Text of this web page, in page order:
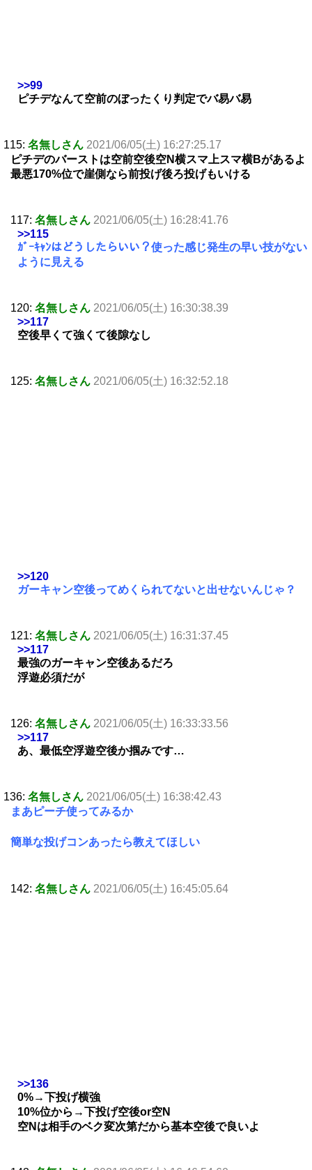
>>99
ピチデなんて空前のぼったくり判定でバ易バ易
115: 名無しさん 2021/06/05(土) 16:27:25.17
ピチデのバーストは空前空後空N横スマ上スマ横Bがあるよ
最悪170%位で崖側なら前投げ後ろ投げもいける
117: 名無しさん 2021/06/05(土) 16:28:41.76
>>115
ｶﾞｰｷｬﾝはどうしたらいい？使った感じ発生の早い技がない
ように見える
120: 名無しさん 2021/06/05(土) 16:30:38.39
>>117
空後早くて強くて後隙なし
125: 名無しさん 2021/06/05(土) 16:32:52.18
>>120
ガーキャン空後ってめくられてないと出せないんじゃ？
121: 名無しさん 2021/06/05(土) 16:31:37.45
>>117
最強のガーキャン空後あるだろ
浮遊必須だが
126: 名無しさん 2021/06/05(土) 16:33:33.56
>>117
あ、最低空浮遊空後か掴みです…
136: 名無しさん 2021/06/05(土) 16:38:42.43
まあピーチ使ってみるか
簡単な投げコンあったら教えてほしい
142: 名無しさん 2021/06/05(土) 16:45:05.64
>>136
0%→下投げ横強
10%位から→下投げ空後or空N
空Nは相手のベク変次第だから基本空後で良いよ